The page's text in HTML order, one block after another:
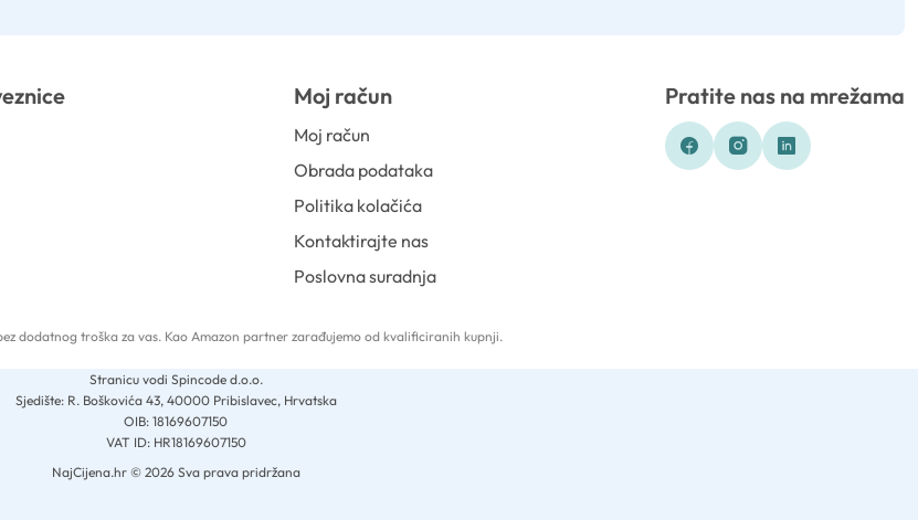
Moj račun
Moj račun
Obrada podataka
Politika kolačića
Kontaktirajte nas
Poslovna suradnja
Pratite nas na mrežama
dodatnog troška za vas. Kao Amazon partner zarađujemo od kvalificiranih kupnji.
Stranicu vodi Spincode d.o.o.
Sjedište: R. Boškovića 43, 40000 Pribislavec, Hrvatska
OIB: 18169607150
VAT ID: HR18169607150
NajCijena.hr © 2026 Sva prava pridržana